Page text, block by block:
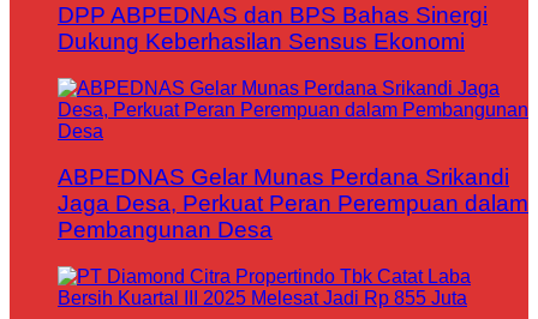
DPP ABPEDNAS dan BPS Bahas Sinergi
Dukung Keberhasilan Sensus Ekonomi
ABPEDNAS Gelar Munas Perdana Srikandi
Jaga Desa, Perkuat Peran Perempuan dalam
Pembangunan Desa